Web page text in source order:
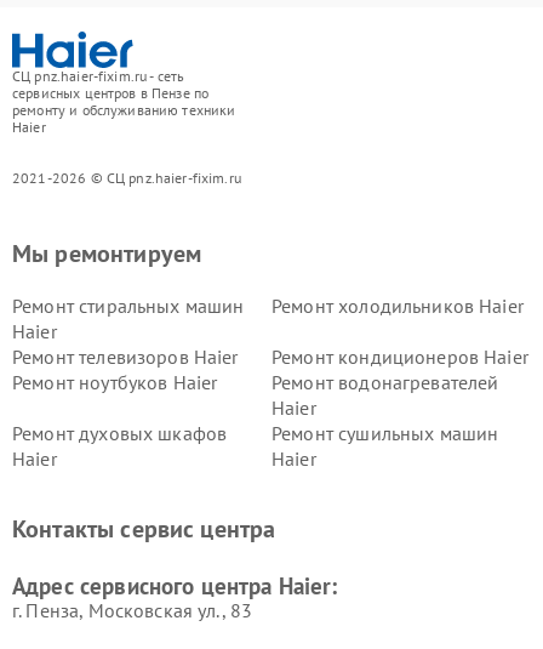
СЦ pnz.haier-fixim.ru - сеть
сервисных центров в Пензе по
ремонту и обслуживанию техники
Haier
2021-2026 © СЦ pnz.haier-fixim.ru
Мы ремонтируем
Ремонт стиральных машин
Haier
Ремонт холодильников Haier
Ремонт телевизоров Haier
Ремонт кондиционеров Haier
Ремонт ноутбуков Haier
Ремонт водонагревателей
Haier
Ремонт духовых шкафов
Haier
Ремонт сушильных машин
Haier
Ремонт роботов-пылесосов
Ремонт посудомоечных
Контакты сервис центра
Адрес сервисного центра Haier:
г. Пенза, Московская ул., 83